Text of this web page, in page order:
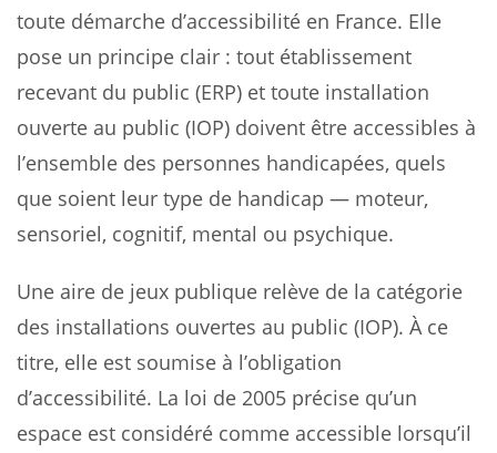
toute démarche d’accessibilité en France. Elle
pose un principe clair : tout établissement
recevant du public (ERP) et toute installation
ouverte au public (IOP) doivent être accessibles à
l’ensemble des personnes handicapées, quels
que soient leur type de handicap — moteur,
sensoriel, cognitif, mental ou psychique.
Une aire de jeux publique relève de la catégorie
des installations ouvertes au public (IOP). À ce
titre, elle est soumise à l’obligation
d’accessibilité. La loi de 2005 précise qu’un
espace est considéré comme accessible lorsqu’il